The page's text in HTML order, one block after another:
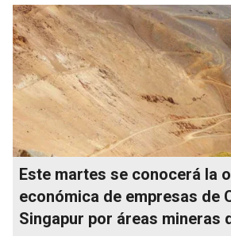
Este martes se conocerá la
económica de empresas de
Singapur por áreas mineras